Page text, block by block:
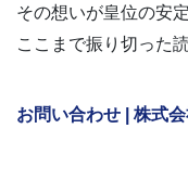
その想いが皇位の安
ここまで振り切った
お問い合わせ | 株式